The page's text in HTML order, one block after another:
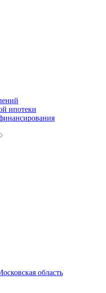
ипотеки
область